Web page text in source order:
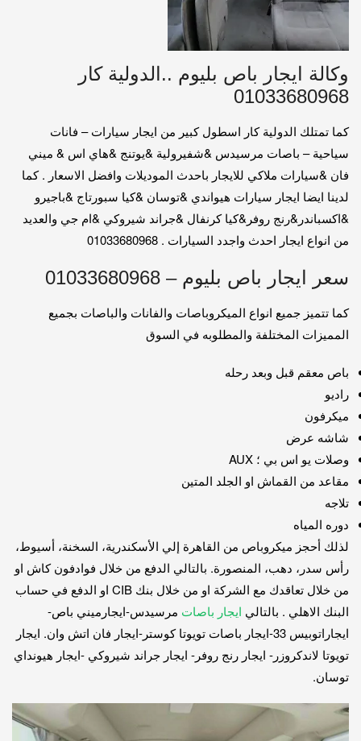
وكالة ايجار باص بليوم ..الدولية كار
01033680968
كما تمتلك الدولية كار اسطول كبير من ايجار سيارات – فانات
سياحية – باصات مرسيدس &شفيرولية &يوتنج &هاي اس & ميني
فان &سيارات ملاكي للايجار باحدث الموديلات وافضل الاسعار . كما
لدينا ايضا ايجار سيارات هيواندي &توسان &كيا سبورتاج &باجيرو
&اكسباندر&رنج روفر&كيا كرنفال &جراند شيروكي &ام جي والعديد
من انواع ايجار احدث واجدد السيارات . 01033680968
سعر ايجار باص بليوم – 01033680968
كما تتميز جميع انواع الميكروباصات والفانات والباصات بجميع
المميزات المختلفة والمطلوبه في السوق
باص معقم قبل وبعد رحله
راديو
ميكرفون
شاشه عرض
وصلات يو اس بي ؛ AUX
مقاعد من القماش او الجلد المتين
تلاجه
دوره المياه
لذلك أحجز ميكروباص من القاهرة إلي الأسكندرية، السخنة، أسيوط،
رأس سدر، دهب، المنصورة. بالتالي الدفع من خلال فوادفون كاش او
من خلال تعاقدك مع الشركة او من خلال بنك CIB او الدفع في حساب
البنك الاهلي . بالتالي ايجار باصات مرسيدس-ايجارميني باص-
ايجاراتوبيس 33-ايجار باصات تويوتا كوستر-ايجار فان اتش وان. ايجار
تويوتا لاندكروزر- ايجار رنج روفر- ايجار جراند شيروكي -ايجار هيونداي
توسان.